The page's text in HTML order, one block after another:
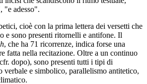
"e adesso".
cioè con la prima lettera dei versetti che
e sono presenti ritornelli e antifone. Il
, che ha 71 ricorrenze, indica forse una
fatta nella recitazione. Oltre a un continuo
dopo), sono presenti tutti i tipi di
verbale e simbolico, parallelismo antitetico,